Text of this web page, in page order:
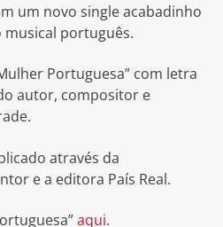
um novo single acabadinho
português.
Portuguesa” com letra
autor, compositor e
através da
e a editora País Real.
aqui.